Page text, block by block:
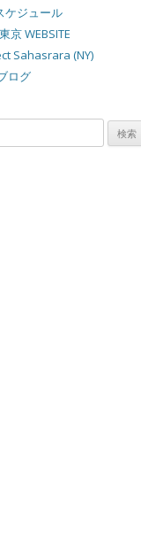
ケジュール
京 WEBSITE
Sahasrara (NY)
ログ